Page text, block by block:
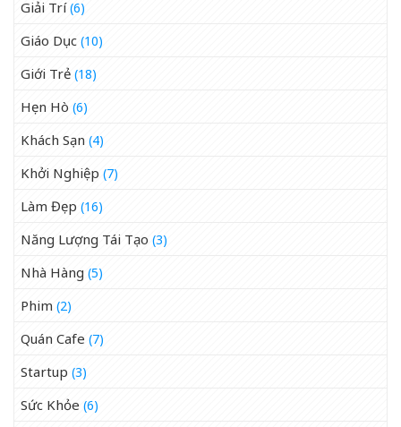
Giải Trí(6)
Giáo Dục (10)
Giới Trẻ (18)
Hẹn Hò (6)
Khách Sạn (4)
Khởi Nghiệp (7)
Làm Đẹp (16)
Năng Lượng Tái Tạo (3)
Nhà Hàng (5)
Phim (2)
Quán Cafe (7)
Startup (3)
Sức Khỏe (6)